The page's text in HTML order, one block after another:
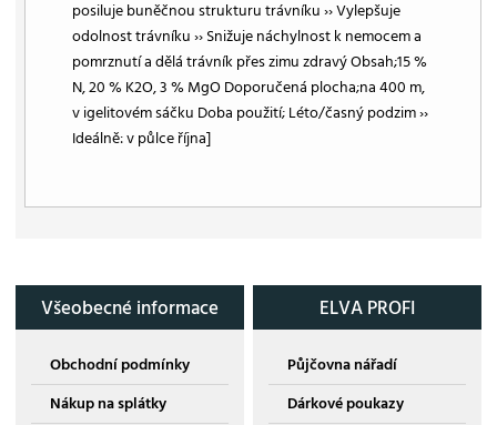
posiluje buněčnou strukturu trávníku ›› Vylepšuje
odolnost trávníku ›› Snižuje náchylnost k nemocem a
pomrznutí a dělá trávník přes zimu zdravý Obsah;15 %
N, 20 % K2O, 3 % MgO Doporučená plocha;na 400 m,
v igelitovém sáčku Doba použití; Léto/časný podzim ››
Ideálně: v půlce října]
Všeobecné informace
Obchodní podmínky
Nákup na splátky
ELVA PROFI
Půjčovna nářadí
Dárkové poukazy